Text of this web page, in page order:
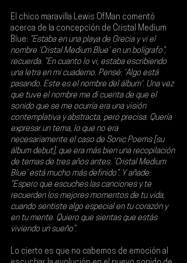
El chico maravilla Lewis OfMan comentó
acerca de la concepción de Cristal Medium
Blue: “Estaba en una playa de Grecia y vi el
nombre 'Cristal Medium Blue' en un bolígrafo”,
recuerda. “En cuanto lo vi, estaba escribiendo
una letra en mi cuaderno. Pensé: 'Algo está
pasando. Este es el nombre del álbum'. Una vez
que tuve el nombre me di cuenta de que el
sonido que se me ocurría era una visión
contemplativa y abstracta, pero precisa. Quería
expresar un tema, lo que no era
necesariamente el caso de Sonic Poems [su
álbum debut], que era más bien una recopilación
de temas de tres años antes. ‘Cristal Medium
Blue’ está mucho más definido”. Y añade:
“Espero que escuches las canciones y te
recuerden los mejores momentos de tu vida,
cuando sentiste algo especial en tu corazón y
en tu mente. Quiero que sientas que estás
viviendo un sueño”.
Lo cierto es que no cabemos de emoción al